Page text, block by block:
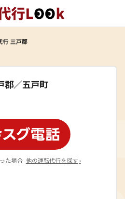
行 三戸郡
郡／五戸町
た場合 他の運転代行を探す ›